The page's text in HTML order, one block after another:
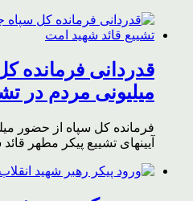
قدردانی فرمانده
میلیونی مردم در
فرمانده کل سپاه از حضور
آیینهای تشییع پیکر مطهر